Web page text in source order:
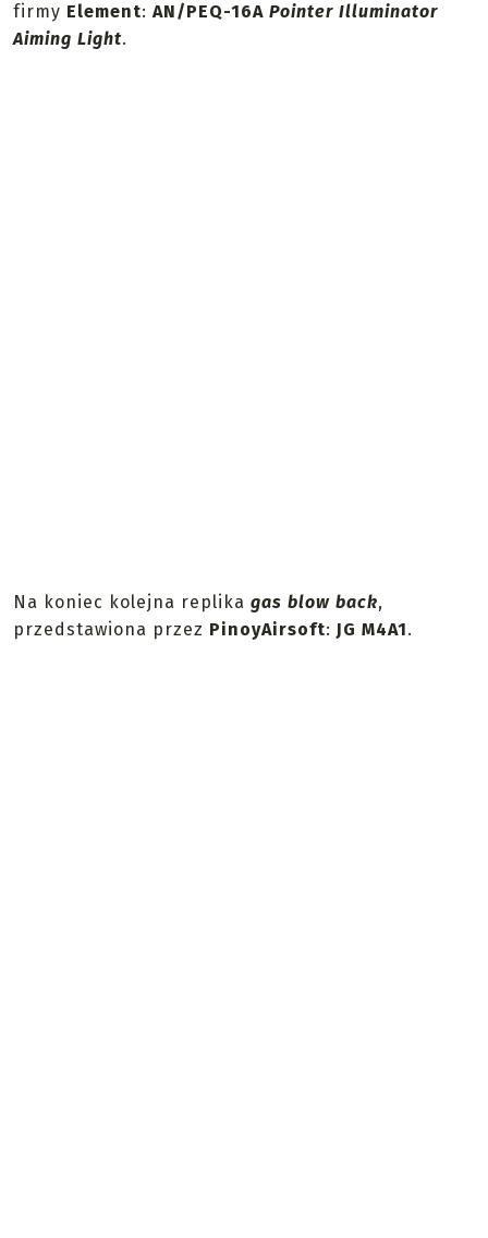
firmy Element: AN/PEQ-16A Pointer Illuminator
Aiming Light.
Na koniec kolejna replika gas blow back,
przedstawiona przez PinoyAirsoft: JG M4A1.